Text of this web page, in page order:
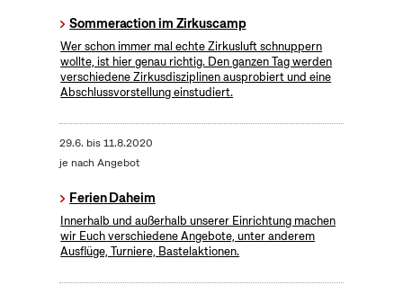
Sommeraction im Zirkuscamp
Wer schon immer mal echte Zirkusluft schnuppern
wollte, ist hier genau richtig. Den ganzen Tag werden
verschiedene Zirkusdisziplinen ausprobiert und eine
Abschlussvorstellung einstudiert.
29.6. bis11.8.2020
je nach Angebot
Ferien Daheim
Innerhalb und außerhalb unserer Einrichtung machen
wir Euch verschiedene Angebote, unter anderem
Ausflüge, Turniere, Bastelaktionen.